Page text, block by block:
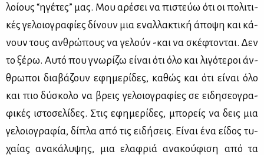
λοί­ους “ηγέ­τες” μας. Μου αρέ­σει να πι­στεύω ότι οι πο­λι­τι­
κές γε­λοιο­γρα­φί­ες δί­νουν μια εναλ­λα­κτι­κή άπο­ψη και κά­
νουν τους αν­θρώ­πους να γε­λούν -και να σκέ­φτο­νται. Δεν
το ξέ­ρω. Αυ­τό που γνω­ρί­ζω εί­ναι ότι όλο και λι­γό­τε­ροι άν­
θρω­ποι δια­βά­ζουν εφη­με­ρί­δες, κα­θώς και ότι εί­ναι όλο
και πιο δύ­σκο­λο να βρεις γε­λοιο­γρα­φί­ες σε ει­δη­σε­ο­γρα­
φι­κές ιστο­σε­λί­δες. Στις εφη­με­ρί­δες, μπο­ρείς να δεις μια
γε­λοιο­γρα­φία, δί­πλα από τις ει­δή­σεις. Εί­ναι ένα εί­δος τυ­
χαί­ας ανα­κά­λυ­ψης, μια ελα­φριά ανα­κού­φι­ση από τα